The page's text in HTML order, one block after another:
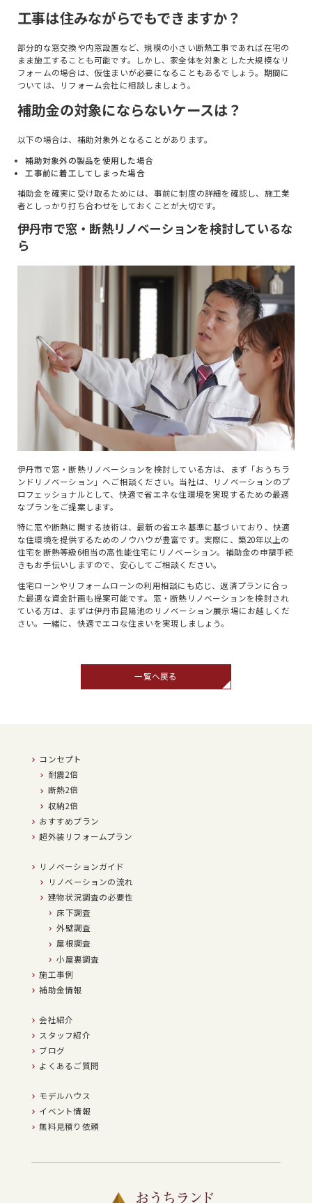
工事は住みながらでもできますか？
部分的な窓交換や内窓設置など、規模の小さい断熱工事であれば在宅の
まま施工することも可能です。しかし、家全体を対象とした大規模なリ
フォームの場合は、仮住まいが必要になることもあるでしょう。期間に
ついては、リフォーム会社に相談しましょう。
補助金の対象にならないケースは？
以下の場合は、補助対象外となることがあります。
補助対象外の製品を使用した場合
工事前に着工してしまった場合
補助金を確実に受け取るためには、事前に制度の詳細を確認し、施工業
者としっかり打ち合わせをしておくことが大切です。
伊丹市で窓・断熱リノベーションを検討しているな
ら
伊丹市で窓・断熱リノベーションを検討している方は、まず「おうちラ
ンドリノベーション」へご相談ください。当社は、リノベーションのプ
ロフェッショナルとして、快適で省エネな住環境を実現するための最適
なプランをご提案します。
特に窓や断熱に関する技術は、最新の省エネ基準に基づいており、快適
な住環境を提供するためのノウハウが豊富です。実際に、築20年以上の
住宅を断熱等級6相当の高性能住宅にリノベーション。補助金の申請手続
きもお手伝いしますので、安心してご相談ください。
住宅ローンやリフォームローンの利用相談にも応じ、返済プランに合っ
た最適な資金計画も提案可能です。窓・断熱リノベーションを検討され
ている方は、まずは伊丹市昆陽池のリノベーション展示場にお越しくだ
さい。一緒に、快適でエコな住まいを実現しましょう。
一覧へ戻る
コンセプト
耐震2倍
断熱2倍
収納2倍
おすすめプラン
超外装リフォームプラン
リノベーションガイド
リノベーションの流れ
建物状況調査の必要性
床下調査
外壁調査
屋根調査
小屋裏調査
施工事例
補助金情報
会社紹介
スタッフ紹介
ブログ
よくあるご質問
モデルハウス
イベント情報
無料見積り依頼